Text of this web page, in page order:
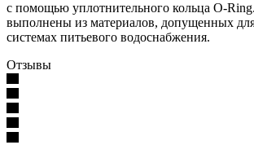
с помощью уплотнительного кольца O-
выполнены из материалов, допущенных
системах питьевого водоснабжения.
Отзывы